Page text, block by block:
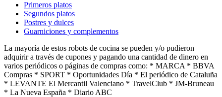
Primeros platos
Segundos platos
Postres y dulces
Guarniciones y complementos
La mayoría de estos robots de cocina se pueden y/o pudieron
adquirir a través de cupones y pagando una cantidad de dinero en
varios periódicos o páginas de compras como: * MARCA * BBVA
Compras * SPORT * Oportunidades Día * El periódico de Cataluña
* LEVANTE El Mercantil Valenciano * TravelClub * JM-Bruneau
* La Nueva España * Diario ABC